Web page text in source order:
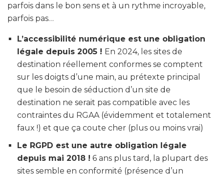
parfois dans le bon sens et à un rythme incroyable,
parfois pas…
L’accessibilité numérique est une obligation
légale depuis 2005 ! En 2024, les sites de
destination réellement conformes se comptent
sur les doigts d’une main, au prétexte principal
que le besoin de séduction d’un site de
destination ne serait pas compatible avec les
contraintes du RGAA (évidemment et totalement
faux !) et que ça coute cher (plus ou moins vrai)
Le RGPD est une autre obligation légale
depuis mai 2018 ! 6 ans plus tard, la plupart des
sites semble en conformité (présence d’un